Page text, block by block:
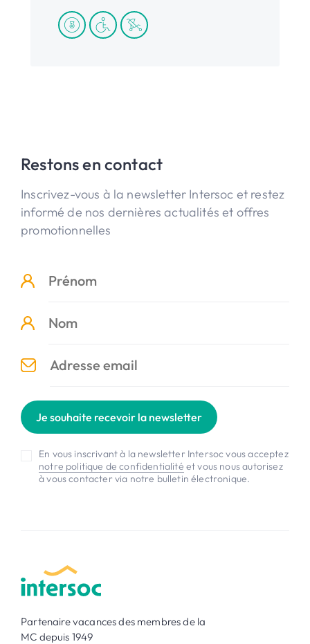
Restons en contact
Inscrivez-vous à la newsletter Intersoc et restez
informé de nos dernières actualités et offres
promotionnelles
Je souhaite recevoir la newsletter
En vous inscrivant à la newsletter Intersoc vous acceptez
notre politique de confidentialité et vous nous autorisez
à vous contacter via notre bulletin électronique.
Partenaire vacances des membres de la
MC depuis 1949